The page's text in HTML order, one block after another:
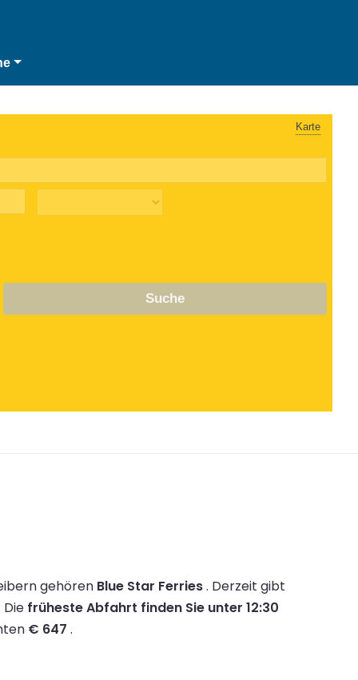
Karte
Suche
gehören Blue Star Ferries. Derzeit gibt
Die früheste Abfahrt finden Sie unter 12:30
€ 647 .